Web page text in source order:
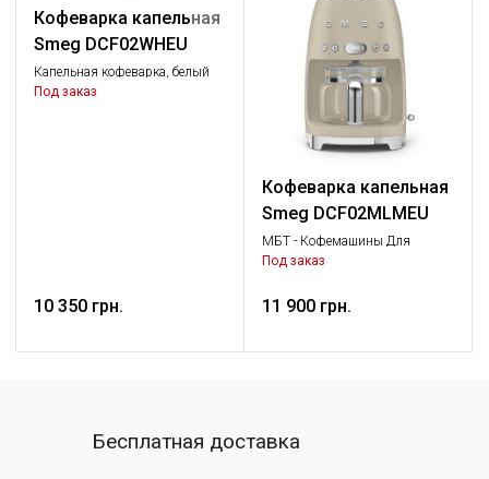
Кофеварка капельная
Smeg DCF02WHEU
Капельная кофеварка, белый
Под заказ
10 350 грн.
Кофеварка капельная
Smeg DCF02MLMEU
МБТ - Кофемашины Для
фильтрованного кофе, Малая
Под заказ
11 900 грн.
Бесплатная доставка